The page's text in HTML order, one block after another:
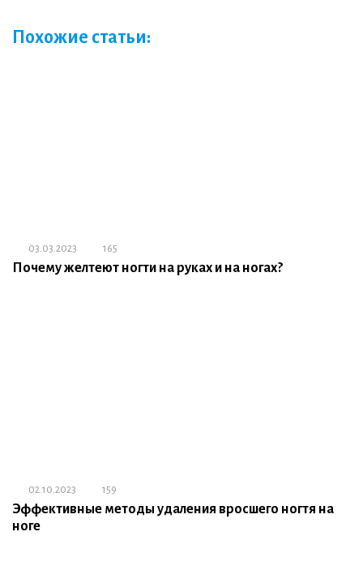
Похожие статьи:
03.03.2023 165
Почему желтеют ногти на руках и на ногах?
02.10.2023 159
Эффективные методы удаления вросшего ногтя на
ноге